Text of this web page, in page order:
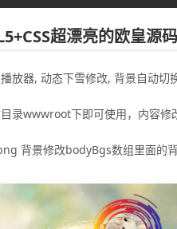
超漂亮的欧皇源
放器, 动态下雪修改, 背景自动切
录wwwroot下即可使用，内容
背景修改bodyBgs数组里面的